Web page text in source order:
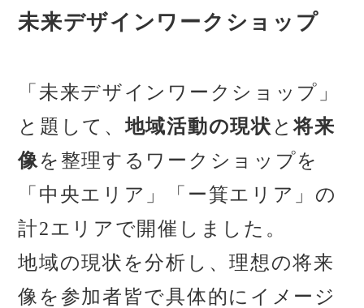
未来デザインワークショップ
「未来デザインワークショップ」
と題して、地域活動の現状 と将来
像を整理するワークショップを
「中央エリア」「ー箕エリア」の
計2エリアで開催しました。
地域の現状を分析し、理想の将来
像を参加者皆で具体的にイメージ